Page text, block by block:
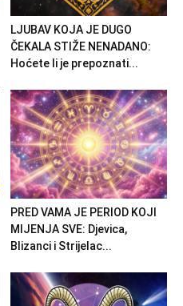
LJUBAV KOJA JE DUGO
ČEKALA STIŽE NENADANO:
Hoćete li je prepoznati...
PRED VAMA JE PERIOD KOJI
MIJENJA SVE: Djevica,
Blizanci i Strijelac...